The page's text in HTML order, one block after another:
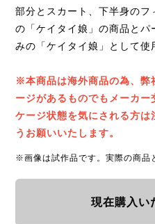
部分とスカート、下半身の
の「ケイタイ娘」の商品と
みの「ケイタイ娘」として使
※本商品は海外商品の為、弊
ージがあるものでもメーカ
ケージ状態を気にされる方は
うお願いいたします。
※画像は試作品です。実際の商品
現在購入い